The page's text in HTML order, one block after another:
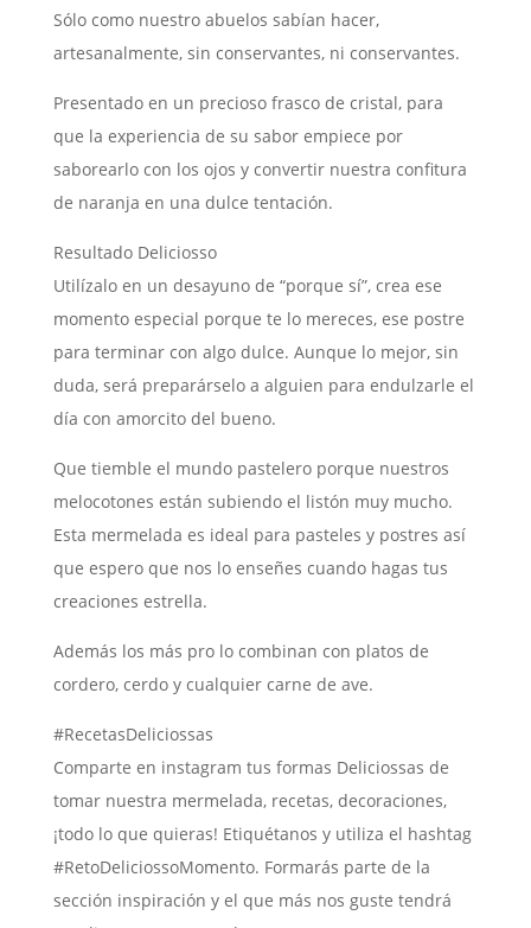
Sólo como nuestro abuelos sabían hacer,
artesanalmente, sin conservantes, ni conservantes.
Presentado en un precioso frasco de cristal, para
que la experiencia de su sabor empiece por
saborearlo con los ojos y convertir nuestra confitura
de naranja en una dulce tentación.
Resultado Deliciosso
Utilízalo en un desayuno de “porque sí”, crea ese
momento especial porque te lo mereces, ese postre
para terminar con algo dulce. Aunque lo mejor, sin
duda, será preparárselo a alguien para endulzarle el
día con amorcito del bueno.
Que tiemble el mundo pastelero porque nuestros
melocotones están subiendo el listón muy mucho.
Esta mermelada es ideal para pasteles y postres así
que espero que nos lo enseñes cuando hagas tus
creaciones estrella.
Además los más pro lo combinan con platos de
cordero, cerdo y cualquier carne de ave.
#RecetasDeliciossas
Comparte en instagram tus formas Deliciossas de
tomar nuestra mermelada, recetas, decoraciones,
¡todo lo que quieras! Etiquétanos y utiliza el hashtag
#RetoDeliciossoMomento. Formarás parte de la
sección inspiración y el que más nos guste tendrá